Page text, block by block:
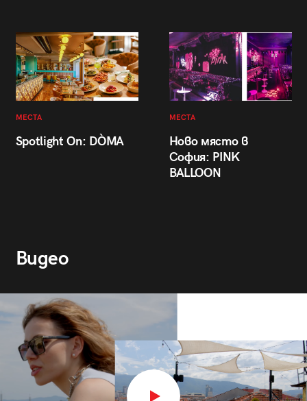
МЕСТА
Spotlight On: DÒMA
МЕСТА
Ново място в
София: PINK
BALLOON
Видео